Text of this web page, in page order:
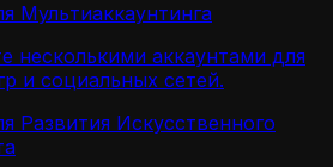
Мультиаккаунтинга
несколькими аккаунтами для
и социальных сетей.
Развития Искусственного